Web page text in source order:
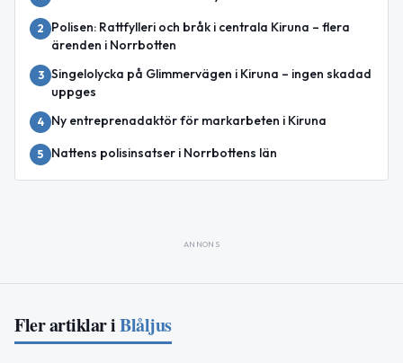
2
Polisen: Rattfylleri och bråk i centrala Kiruna – flera
ärenden i Norrbotten
3 Singelolycka på Glimmervägen i Kiruna – ingen skadad
uppges
4 Ny entreprenadaktör för markarbeten i Kiruna
5 Nattens polisinsatser i Norrbottens län
ANNONS
Fler artiklar iBlåljus